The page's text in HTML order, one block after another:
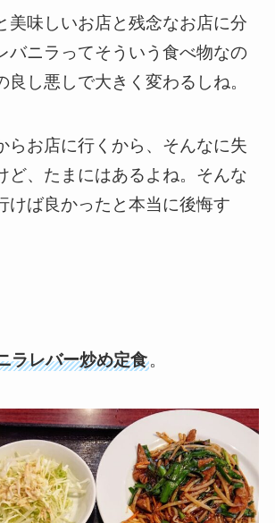
美味しいお店と残念なお店に分
バニラってそういう食べ物なの
良し悪しで大きく変わるしね。
らお店に行くから、そんなに失
ど、たまにはあるよね。そんな
けば良かったと本当に後悔す
ラレバー炒め定食。